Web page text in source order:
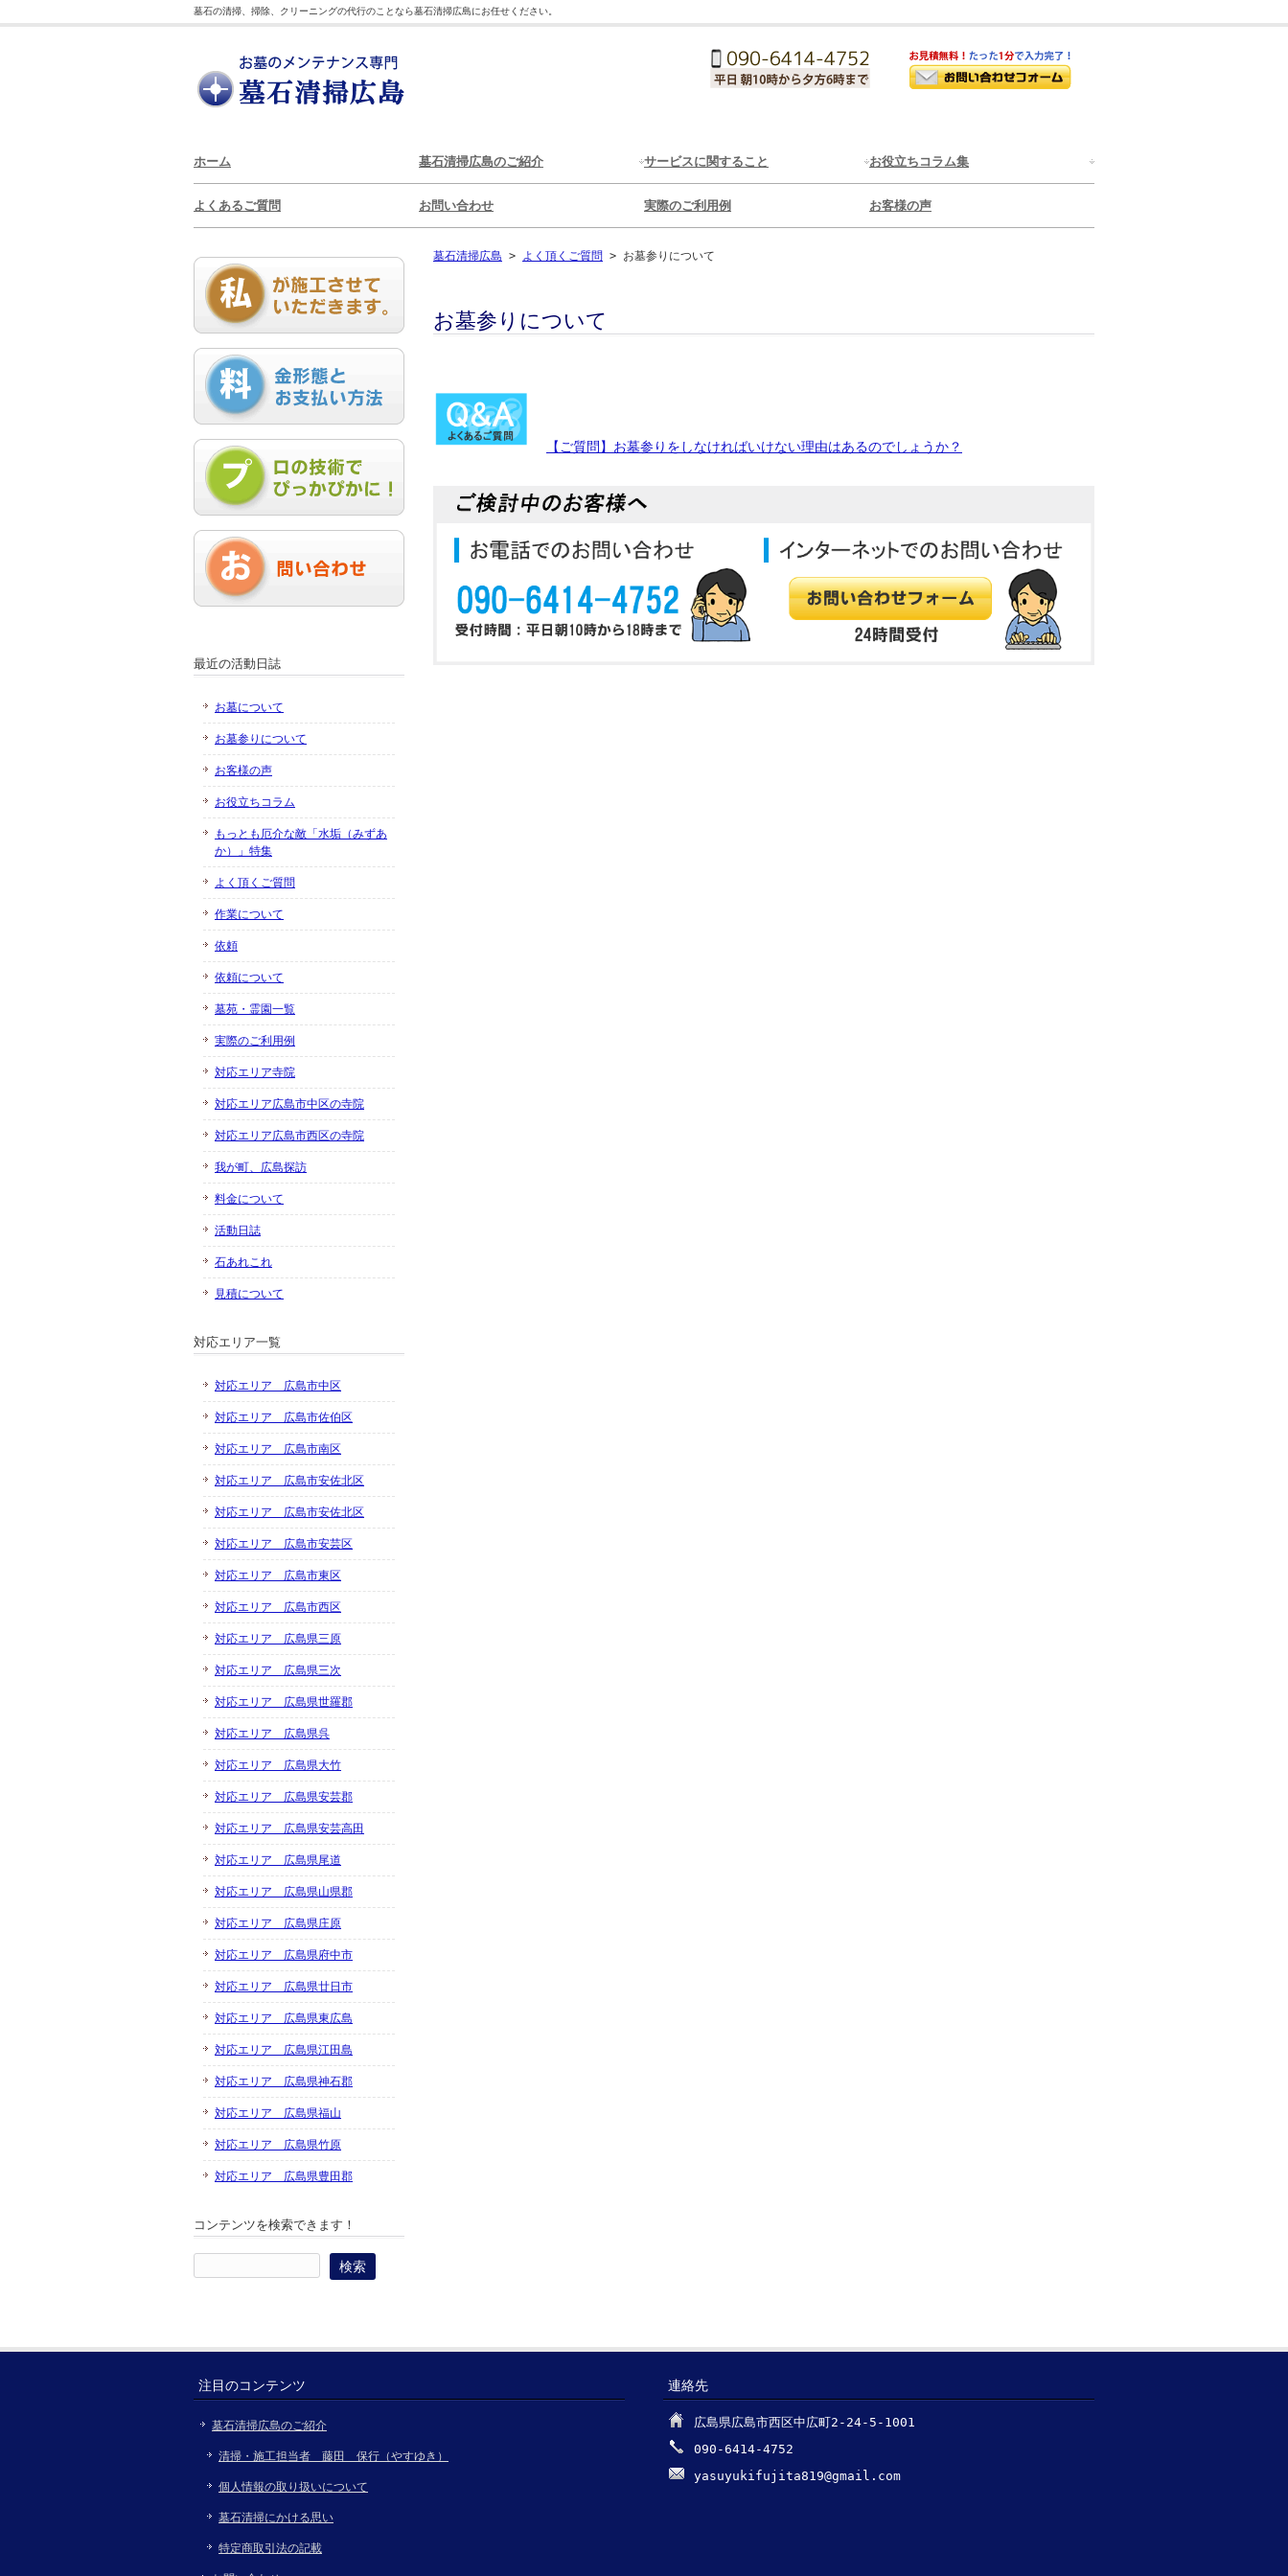
墓石の清掃、掃除、クリーニングの代行のことなら墓石清掃広島にお任せください。
ホーム 墓石清掃広島のご紹介 サービスに関すること お役立ちコラム集
よくあるご質問 お問い合わせ 実際のご利用例 お客様の声
墓石清掃広島 > よく頂くご質問 > お墓参りについて
お墓参りについて
【ご質問】お墓参りをしなければいけない理由はあるのでしょうか？
最近の活動日誌
お墓について
お墓参りについて
お客様の声
お役立ちコラム
もっとも厄介な敵「水垢（みずあ
か）」特集
よく頂くご質問
作業について
依頼
依頼について
墓苑・霊園一覧
実際のご利用例
対応エリア寺院
対応エリア広島市中区の寺院
対応エリア広島市西区の寺院
我が町、広島探訪
料金について
活動日誌
石あれこれ
見積について
対応エリア一覧
対応エリア 広島市中区
対応エリア 広島市佐伯区
対応エリア 広島市南区
対応エリア 広島市安佐北区
対応エリア 広島市安佐北区
対応エリア 広島市安芸区
対応エリア 広島市東区
対応エリア 広島市西区
対応エリア 広島県三原
対応エリア 広島県三次
対応エリア 広島県世羅郡
対応エリア 広島県呉
対応エリア 広島県大竹
対応エリア 広島県安芸郡
対応エリア 広島県安芸高田
対応エリア 広島県尾道
対応エリア 広島県山県郡
対応エリア 広島県庄原
対応エリア 広島県府中市
対応エリア 広島県廿日市
対応エリア 広島県東広島
対応エリア 広島県江田島
対応エリア 広島県神石郡
対応エリア 広島県福山
対応エリア 広島県竹原
対応エリア 広島県豊田郡
コンテンツを検索できます！
索:
注目のコンテンツ
墓石清掃広島のご紹介
清掃・施工担当者 藤田 保行（やすゆき）
個人情報の取り扱いについて
墓石清掃にかける思い
特定商取引法の記載
連絡先
広島県広島市西区中広町2-24-5-1001
090-6414-4752
yasuyukifujita819@gmail.com